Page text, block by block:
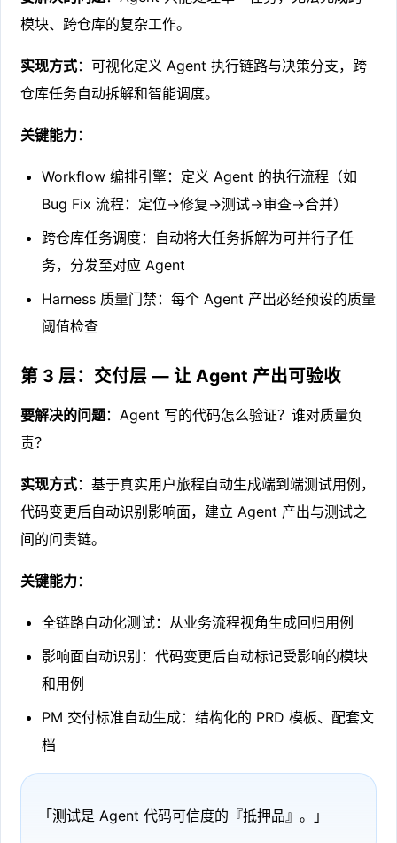
模块、跨仓库的复杂工作。
实现方式：可视化定义 Agent 执行链路与决策分支，跨
仓库任务自动拆解和智能调度。
关键能力：
Workflow 编排引擎：定义 Agent 的执行流程（如
Bug Fix 流程：定位→修复→测试→审查→合并）
跨仓库任务调度：自动将大任务拆解为可并行子任
务，分发至对应 Agent
Harness 质量门禁：每个 Agent 产出必经预设的质量
阈值检查
第 3 层：交付层 — 让 Agent 产出可验收
要解决的问题：Agent 写的代码怎么验证？谁对质量负
责？
实现方式：基于真实用户旅程自动生成端到端测试用例，
代码变更后自动识别影响面，建立 Agent 产出与测试之
间的问责链。
关键能力：
全链路自动化测试：从业务流程视角生成回归用例
影响面自动识别：代码变更后自动标记受影响的模块
和用例
PM 交付标准自动生成：结构化的 PRD 模板、配套文
档
「测试是 Agent 代码可信度的『抵押品』。」